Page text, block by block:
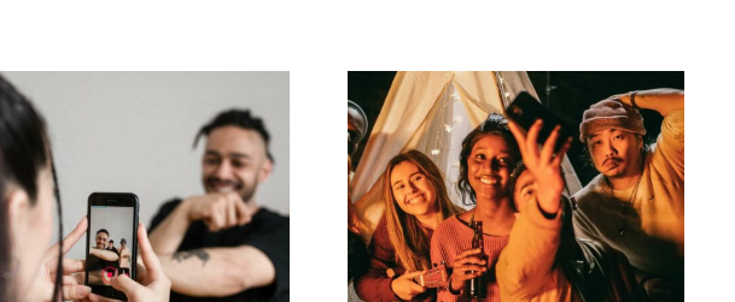
Effektive metoder til
at fjerne negative
kommentarer på
Facebook
Hvordan laver man
virale TikTok-
udfordringer, der
engagerer dit
publikum?